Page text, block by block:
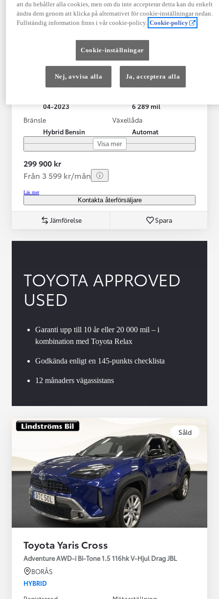
Toyota Yaris Cross
Toyota Yaris Cross 1,5 Hybrid Adventure Drag V-Hjul
KRYLBO
04-2023
6 289 mil
Bränsle
Hybrid Bensin
Växellåda
Automat
Visa mer
299 900 kr
Från 3 599 kr/mån
Läs mer
Kontakta återförsäljare
Jämförelse Spara
TOYOTA APPROVED
USED
Garanti upp till 10 år eller 20 000 mil – i
kombination med Toyota Relax
Godkända enligt en 145-punkts checklista
12 månaders vägassistans
Såld
Toyota Yaris Cross
Adventure AWD-i Bi-Tone 1.5 116hk V-Hjul Drag JBL
BORÅS
HYBRID
att du behåller alla cookies, men om du inte accepterar detta kan du enkelt
ändra dem genom att klicka på alternativet för cookie-inställningar nedan.
Fullständig information finns i vår cookie-policy. Cookie-policy
Cookie-inställningar
Nej, avvisa alla Ja, acceptera alla